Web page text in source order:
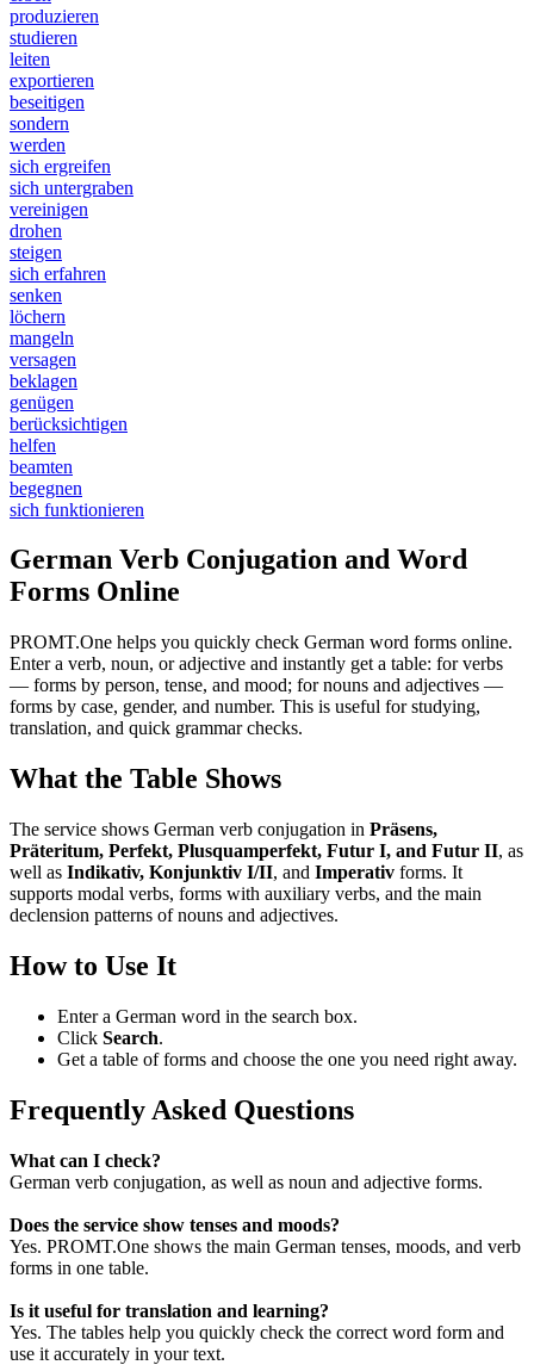
produzieren
studieren
leiten
exportieren
beseitigen
sondern
werden
sich ergreifen
sich untergraben
vereinigen
drohen
steigen
sich erfahren
senken
löchern
mangeln
versagen
beklagen
genügen
berücksichtigen
helfen
beamten
begegnen
sich funktionieren
German Verb Conjugation and Word
Forms Online
PROMT.One helps you quickly check German word forms online.
Enter a verb, noun, or adjective and instantly get a table: for verbs
— forms by person, tense, and mood; for nouns and adjectives —
forms by case, gender, and number. This is useful for studying,
translation, and quick grammar checks.
What the Table Shows
The service shows German verb conjugation in Präsens,
Präteritum, Perfekt, Plusquamperfekt, Futur I, and Futur II, as
well as Indikativ, Konjunktiv I/II, and Imperativ forms. It
supports modal verbs, forms with auxiliary verbs, and the main
declension patterns of nouns and adjectives.
How to Use It
Enter a German word in the search box.
Click Search.
Get a table of forms and choose the one you need right away.
Frequently Asked Questions
What can I check?
German verb conjugation, as well as noun and adjective forms.
Does the service show tenses and moods?
Yes. PROMT.One shows the main German tenses, moods, and verb
forms in one table.
Is it useful for translation and learning?
Yes. The tables help you quickly check the correct word form and
use it accurately in your text.